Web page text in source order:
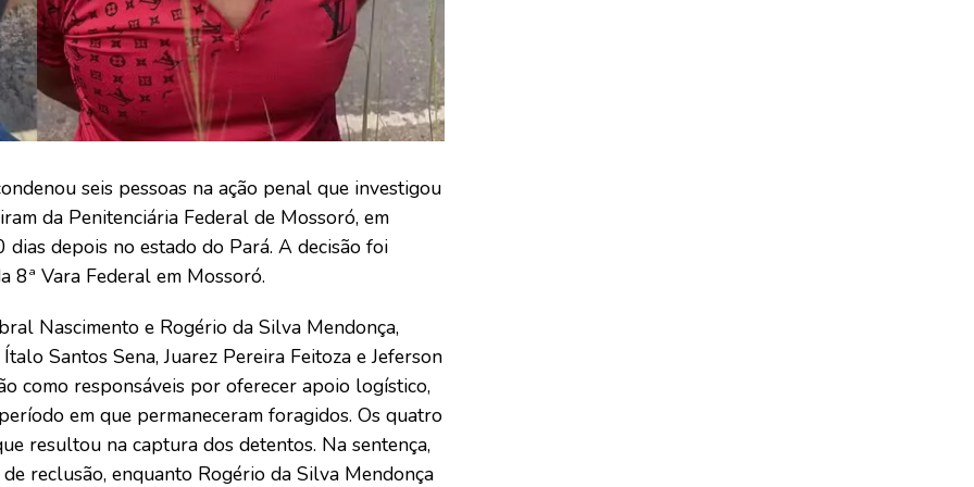
seis pessoas na ação penal que investigou
da Penitenciária Federal de Mossoró, em
depois no estado do Pará. A decisão foi
Vara Federal em Mossoró.
Nascimento e Rogério da Silva Mendonça,
Santos Sena, Juarez Pereira Feitoza e Jeferson
como responsáveis por oferecer apoio logístico,
em que permaneceram foragidos. Os quatro
resultou na captura dos detentos. Na sentença,
reclusão, enquanto Rogério da Silva Mendonça